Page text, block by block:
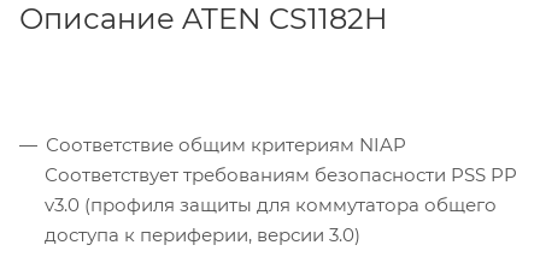
Описание ATEN CS1182H
Соответствие общим критериям NIAP
Соответствует требованиям безопасности PSS PP
v3.0 (профиля защиты для коммутатора общего
доступа к периферии, версии 3.0)